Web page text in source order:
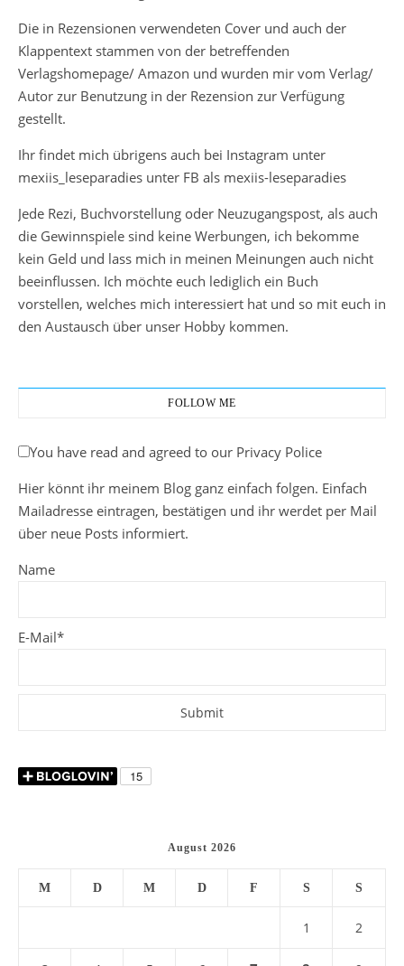
Die in Rezensionen verwendeten Cover und auch der
Klappentext stammen von der betreffenden
Verlagshomepage/ Amazon und wurden mir vom Verlag/
Autor zur Benutzung in der Rezension zur Verfügung
gestellt.
Ihr findet mich übrigens auch bei Instagram unter
mexiis_leseparadies unter FB als mexiis-leseparadies
Jede Rezi, Buchvorstellung oder Neuzugangspost, als auch
die Gewinnspiele sind keine Werbungen, ich bekomme
kein Geld und lass mich in meinen Meinungen auch nicht
beeinflussen. Ich möchte euch lediglich ein Buch
vorstellen, welches mich interessiert hat und so mit euch in
den Austausch über unser Hobby kommen.
FOLLOW ME
You have read and agreed to our Privacy Police
Hier könnt ihr meinem Blog ganz einfach folgen. Einfach
Mailadresse eintragen, bestätigen und ihr werdet per Mail
über neue Posts informiert.
Name
E-Mail*
August 2026
M D M D F S S
1 2